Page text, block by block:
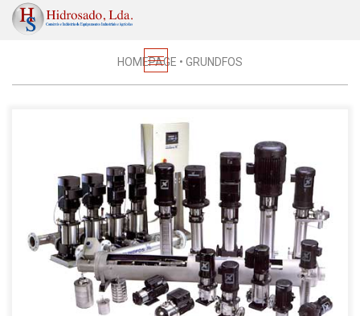
Electrobombas
HOMEPAGE • GRUNDFOS